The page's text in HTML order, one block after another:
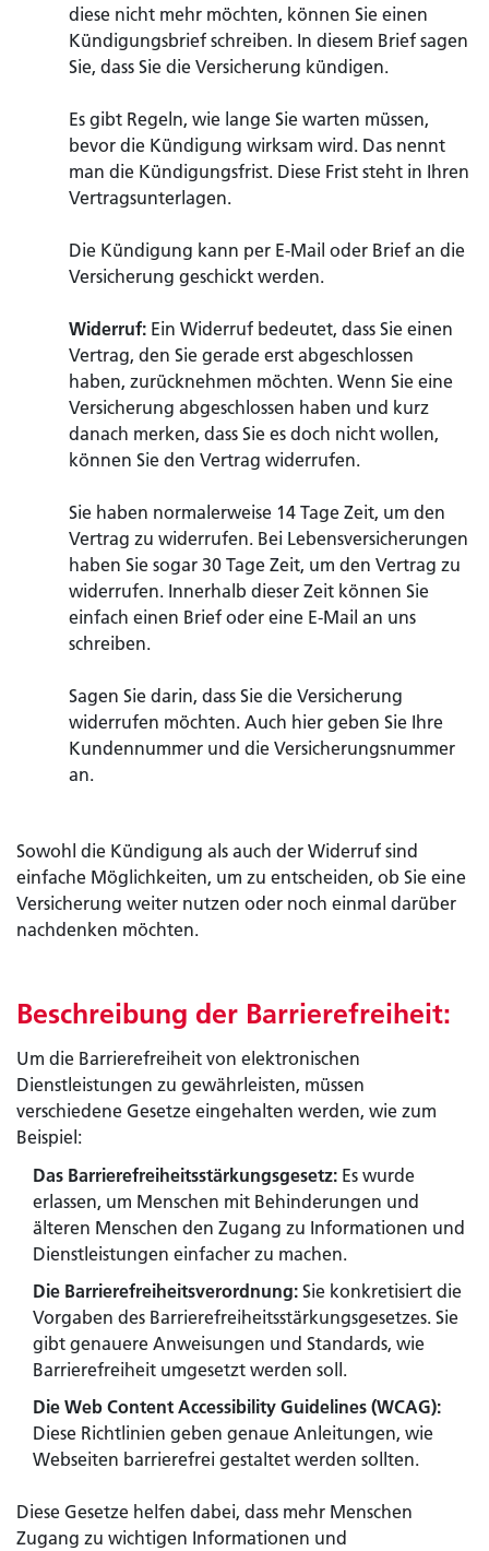
diese nicht mehr möchten, können Sie einen
Kündigungsbrief schreiben. In diesem Brief sagen
Sie, dass Sie die Versicherung kündigen.
Es gibt Regeln, wie lange Sie warten müssen,
bevor die Kündigung wirksam wird. Das nennt
man die Kündigungsfrist. Diese Frist steht in Ihren
Vertragsunterlagen.
Die Kündigung kann per E-Mail oder Brief an die
Versicherung geschickt werden.
Widerruf: Ein Widerruf bedeutet, dass Sie einen
Vertrag, den Sie gerade erst abgeschlossen
haben, zurücknehmen möchten. Wenn Sie eine
Versicherung abgeschlossen haben und kurz
danach merken, dass Sie es doch nicht wollen,
können Sie den Vertrag widerrufen.
Sie haben normalerweise 14 Tage Zeit, um den
Vertrag zu widerrufen. Bei Lebensversicherungen
haben Sie sogar 30 Tage Zeit, um den Vertrag zu
widerrufen. Innerhalb dieser Zeit können Sie
einfach einen Brief oder eine E-Mail an uns
schreiben.
Sagen Sie darin, dass Sie die Versicherung
widerrufen möchten. Auch hier geben Sie Ihre
Kundennummer und die Versicherungsnummer
an.
Sowohl die Kündigung als auch der Widerruf sind
einfache Möglichkeiten, um zu entscheiden, ob Sie eine
Versicherung weiter nutzen oder noch einmal darüber
nachdenken möchten.
Beschreibung der Barrierefreiheit:
Um die Barrierefreiheit von elektronischen
Dienstleistungen zu gewährleisten, müssen
verschiedene Gesetze eingehalten werden, wie zum
Beispiel:
Das Barrierefreiheitsstärkungsgesetz: Es wurde
erlassen, um Menschen mit Behinderungen und
älteren Menschen den Zugang zu Informationen und
Dienstleistungen einfacher zu machen.
Die Barrierefreiheitsverordnung: Sie konkretisiert die
Vorgaben des Barrierefreiheitsstärkungsgesetzes. Sie
gibt genauere Anweisungen und Standards, wie
Barrierefreiheit umgesetzt werden soll.
Die Web Content Accessibility Guidelines (WCAG):
Diese Richtlinien geben genaue Anleitungen, wie
Webseiten barrierefrei gestaltet werden sollten.
Diese Gesetze helfen dabei, dass mehr Menschen
Zugang zu wichtigen Informationen und